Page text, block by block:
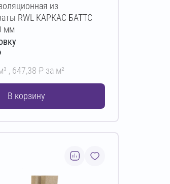
из
RWL КАРКАС БАТТС
мм
, 647,38 ₽ за м²
В корзину